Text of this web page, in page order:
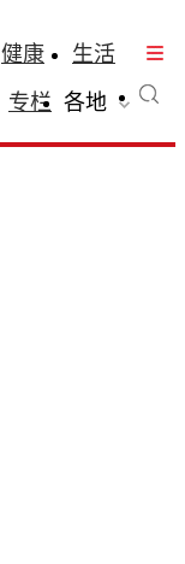
健康
生活
专栏 各地